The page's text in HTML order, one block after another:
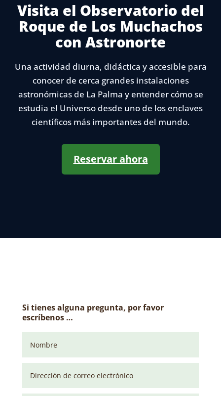
Visita el Observatorio del
Roque de Los Muchachos
con Astronorte
Una actividad diurna, didáctica y accesible para
conocer de cerca grandes instalaciones
astronómicas de La Palma y entender cómo se
estudia el Universo desde uno de los enclaves
científicos más importantes del mundo.
Reservar ahora
Si tienes alguna pregunta, por favor
escríbenos …